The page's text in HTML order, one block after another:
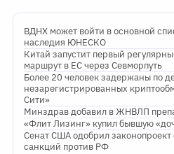
ВДНХ может войти в основной
наследия ЮНЕСКО
Китай запустит первый
маршрут в ЕС через Севморпуть
Более 20 человек задержаны по
незарегистрированных
Сити»
Минздрав добавил в ЖНВЛП
«Флит Лизинг» купил бывшую
Сенат США одобрил законопроект
санкций против РФ